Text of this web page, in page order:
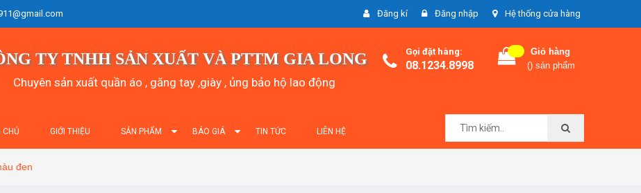
Đăng kí Đăng nhập Hệ thống cửa hàng
TY TNHH SẢN XUẤT VÀ PTTM GIA LONG
Chuyên sản xuất quần áo , găng tay ,giày , ủng bảo hộ lao động
Gọi đặt hàng:
08.1234.8998
Giỏ hàng
() sản phẩm
CHỦ GIỚI THIỆU SẢN PHẨM BÁO GIÁ TIN TỨC LIÊN HỆ
đen